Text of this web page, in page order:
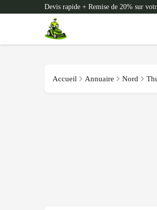
Devis rapide + Remise de 20% sur
Accueil Annuaire Nord